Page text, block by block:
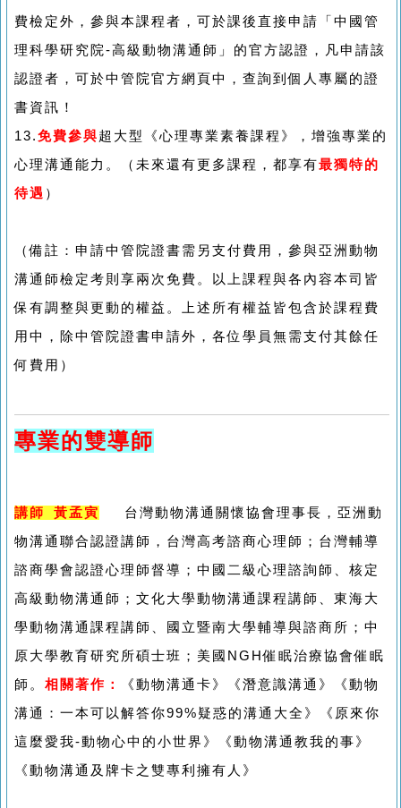
費檢定外，參與本課程者，可於課後直接申請「中國管
理科學研究院-高級動物溝通師」的官方認證，凡申請該
認證者，可於中管院官方網頁中，查詢到個人專屬的證
書資訊！
13.免費參與超大型《心理專業素養課程》，增強專業的
心理溝通能力。（未來還有更多課程，都享有最獨特的
待遇 ）
（備註：申請中管院證書需另支付費用，參與亞洲動物
溝通師檢定考則享兩次免費。以上課程與各內容本司皆
保有調整與更動的權益。上述所有權益皆包含於課程費
用中，除中管院證書申請外，各位學員無需支付其餘任
何費用）
專業的雙導師
講師 黃孟寅 台灣動物溝通關懷協會理事長，亞洲動
物溝通聯合認證講師，台灣高考諮商心理師；台灣輔導
諮商學會認證心理師督導；中國二級心理諮詢師、核定
高級動物溝通師；文化大學動物溝通課程講師、東海大
學動物溝通課程講師、國立暨南大學輔導與諮商所；中
原大學教育研究所碩士班；美國NGH催眠治療協會催眠
師。 相關著作：
《動物溝通卡》《潛意識溝通》《動物
溝通：一本可以解答你99%疑惑的溝通大全》《原來你
這麼愛我-動物心中的小世界》《動物溝通教我的事》
《動物溝通及牌卡之雙專利擁有人》